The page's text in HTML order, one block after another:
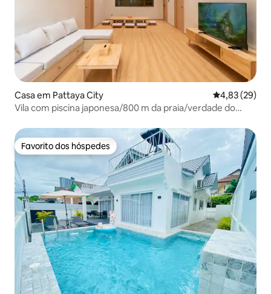
Casa em Pattaya City Classificação
4,83 (29)
Vila com piscina japonesa/800 m da praia/verdade do
Favorito dos hóspedes
Favorito dos hóspedes